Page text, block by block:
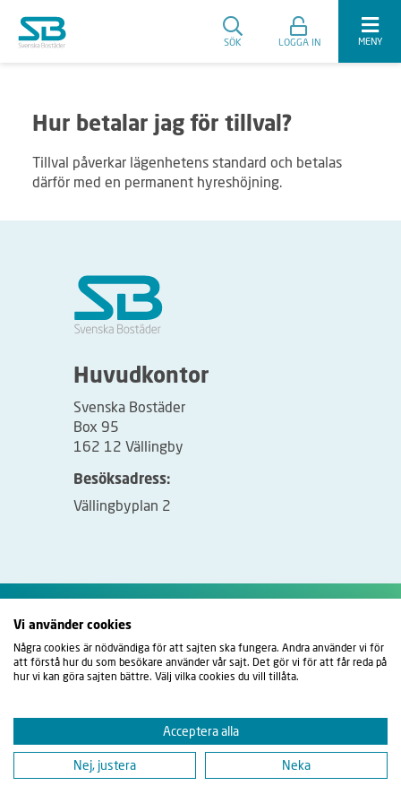
SÖK LOGGA IN MENY
Hur betalar jag för tillval?
Tillval påverkar lägenhetens standard och betalas
därför med en permanent hyreshöjning.
Huvudkontor
Svenska Bostäder
Box 95
162 12 Vällingby
Besöksadress:
Vällingbyplan 2
Vi använder cookies
Några cookies är nödvändiga för att sajten ska fungera. Andra använder vi för
att förstå hur du som besökare använder vår sajt. Det gör vi för att får reda på
hur vi kan göra sajten bättre. Välj vilka cookies du vill tillåta.
Acceptera alla
Nej, justera Neka